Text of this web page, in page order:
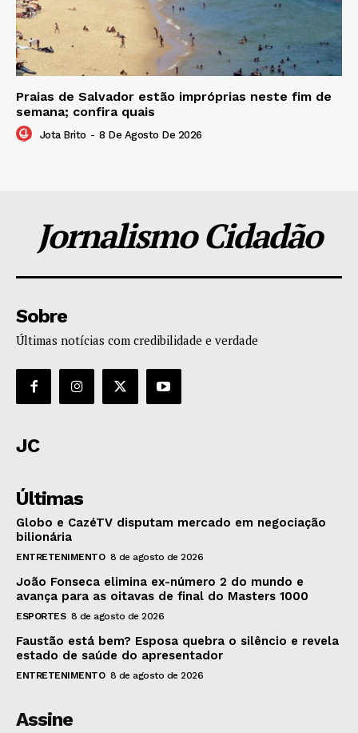
Praias de Salvador estão impróprias neste fim de
semana; confira quais
Jota Brito - 8 De Agosto De 2026
Jornalismo Cidadão
Sobre
Últimas notícias com credibilidade e verdade
JC
Últimas
Globo e CazéTV disputam mercado em negociação
bilionária
ENTRETENIMENTO 8 de agosto de 2026
João Fonseca elimina ex-número 2 do mundo e
avança para as oitavas de final do Masters 1000
ESPORTES 8 de agosto de 2026
Faustão está bem? Esposa quebra o silêncio e revela
estado de saúde do apresentador
ENTRETENIMENTO 8 de agosto de 2026
Assine